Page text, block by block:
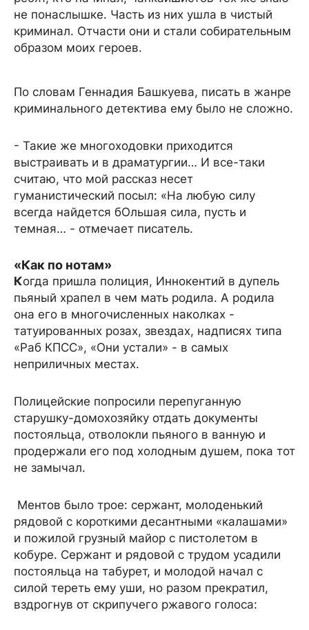
не понаслышке. Часть из них ушла в чистый
криминал. Отчасти они и стали собирательным
образом моих героев.
По словам Геннадия Башкуева, писать в жанре
криминального детектива ему было не сложно.
- Такие же многоходовки приходится
выстраивать и в драматургии… И все-таки
считаю, что мой рассказ несет
гуманистический посыл: «На любую силу
всегда найдется бОльшая сила, пусть и
темная… - отмечает писатель.
«Как по нотам»
Когда пришла полиция, Иннокентий в дупель
пьяный храпел в чем мать родила. А родила
она его в многочисленных наколках -
татуированных розах, звездах, надписях типа
«Раб КПСС», «Они устали» - в самых
неприличных местах.
Полицейские попросили перепуганную
старушку-домохозяйку отдать документы
постояльца, отволокли пьяного в ванную и
продержали его под холодным душем, пока тот
не замычал.
Ментов было трое: сержант, молоденький
рядовой с короткими десантными «калашами»
и пожилой грузный майор с пистолетом в
кобуре. Сержант и рядовой с трудом усадили
постояльца на табурет, и молодой начал с
силой тереть ему уши, но разом прекратил,
вздрогнув от скрипучего ржавого голоса: